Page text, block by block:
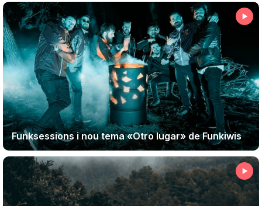
Funksessions i nou tema «Otro lugar» de Funkiwis